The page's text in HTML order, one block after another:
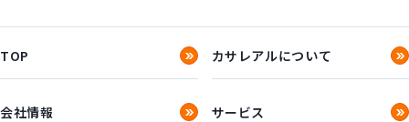
TOP カサレアルについて
会社情報 サービス